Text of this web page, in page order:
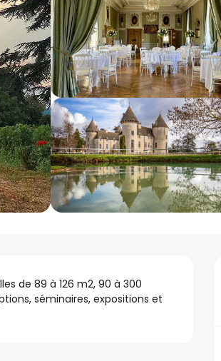
de 89 à 126 m2, 90 à 300
séminaires, expositions et